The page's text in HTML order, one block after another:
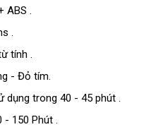
ABS .
.
tính .
- Đỏ tím.
dụng trong 40 - 45 phút .
- 150 Phút .